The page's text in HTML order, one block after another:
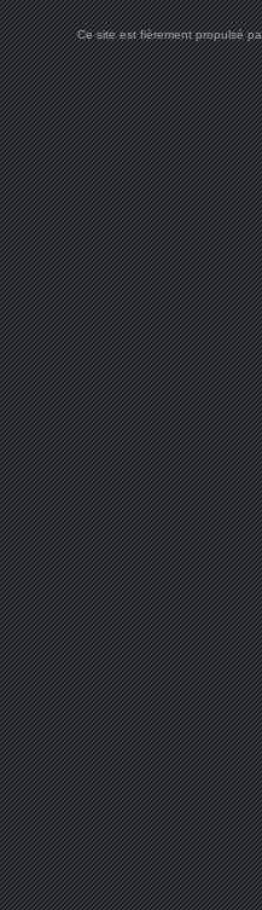
Ce site est fièrement propulsé